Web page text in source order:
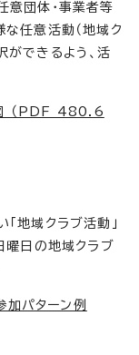
意団体・事業者等
な任意活動（地域ク
ができるよう、活
図 （PDF 480.6
地域クラブ活動」
曜日の地域クラブ
加パターン例